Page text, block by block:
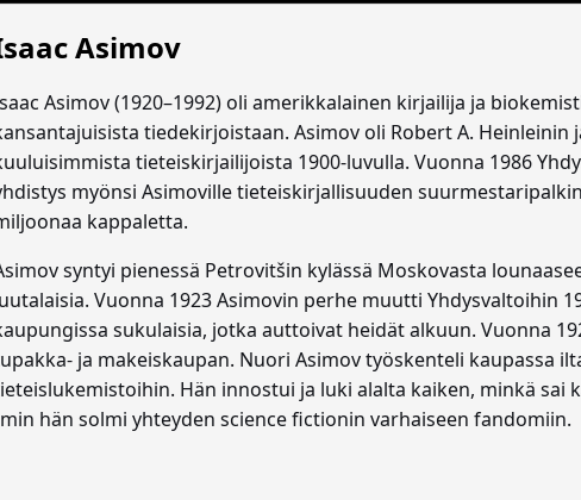
Asimov
Asimov (1920–1992) oli amerikkalainen kirjailija ja
tiedekirjoistaan. Asimov oli Robert A. Heinleinin
tieteiskirjailijoista 1900-luvulla. Vuonna 1986
myönsi Asimoville tieteiskirjallisuuden
kappaletta.
syntyi pienessä Petrovitšin kylässä Moskovasta
Vuonna 1923 Asimovin perhe muutti Yhdysvaltoihin
sukulaisia, jotka auttoivat heidät alkuun. Vuonna
ja makeiskaupan. Nuori Asimov työskenteli kaupassa
Hän innostui ja luki alalta kaiken, minkä sai
hän solmi yhteyden science fictionin varhaiseen fandomiin.